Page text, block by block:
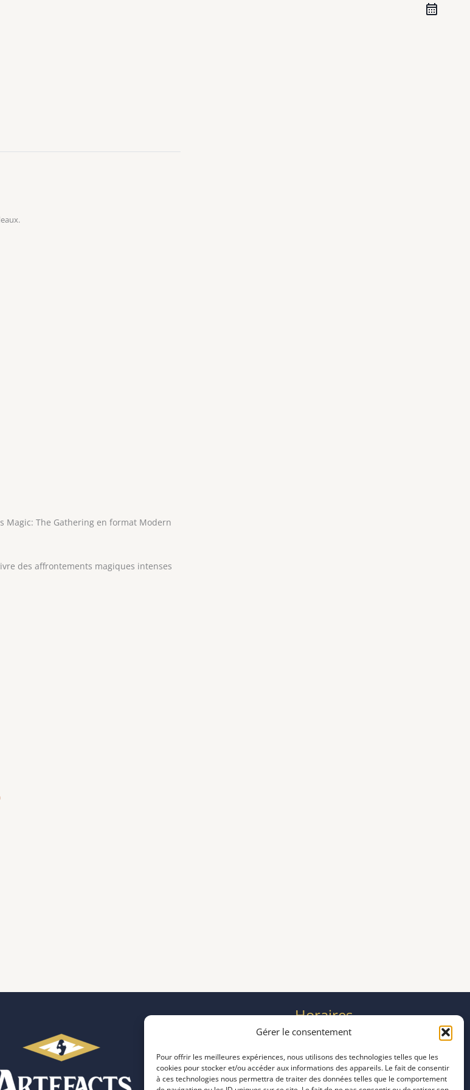
Gérer le consentement
Pour offrir les meilleures expériences, nous utilisons des technologies telles que les
cookies pour stocker et/ou accéder aux informations des appareils. Le fait de consentir
à ces technologies nous permettra de traiter des données telles que le comportement
Magic: The Gathering en format Modern
des affrontements magiques intenses
Horaires
mardi 11:00–23:00
jeudi 11:00–23:00
vendredi 11:00–23:00